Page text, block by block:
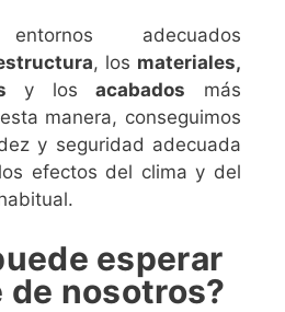
adecuados
, los materiales,
y losacabados más
manera, conseguimos
y seguridad adecuada
efectos del clima y del
esperar
de nosotros?